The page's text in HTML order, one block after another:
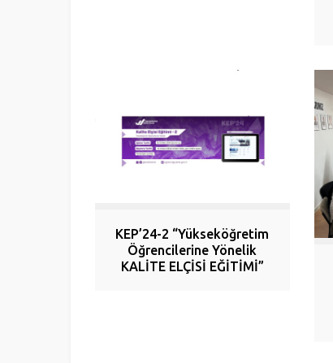
KEP’24-2 “Yükseköğretim
Öğrencilerine Yönelik
KALİTE ELÇİSİ EĞİTİMİ”